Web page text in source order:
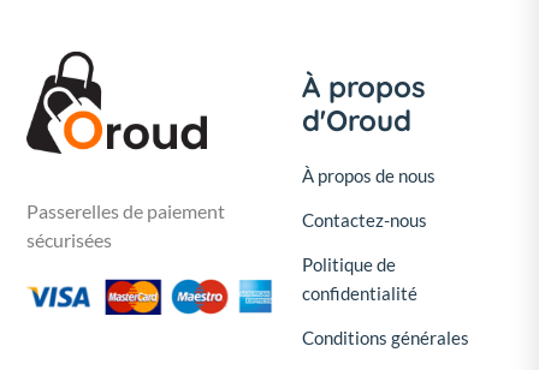
Passerelles de paiement
sécurisées
À propos
d'Oroud
À propos de nous
Contactez-nous
Politique de
confidentialité
Conditions générales